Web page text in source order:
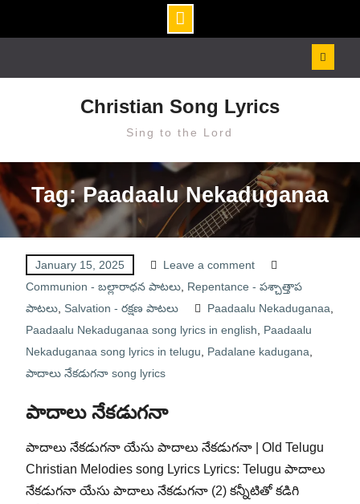
Christian Song Lyrics
Sing to the Lord
Tag: Paadaalu Nekaduganaa
January 15, 2025
Leave a comment
Communion - బల్లారాధన పాటలు, Repentance - పశ్చాత్తాప
పాటలు, Salvation - రక్షణ పాటలు Paadaalu Nekaduganaa
Paadaalu Nekaduganaa song lyrics in english
Paadaalu
Nekaduganaa song lyrics in telugu
Padalane kadugana
పాదాలు నేకడుగనా song lyrics
పాదాలు నేకడుగనా
పాదాలు నేకడుగనా యేసు పాదాలు నేకడుగనా | Old Telugu
Christian Melodies song Lyrics Lyrics: Telugu పాదాలు
నేకడుగనా యేసు పాదాలు నేకడుగనా (2) కన్నీటితో కడిగి